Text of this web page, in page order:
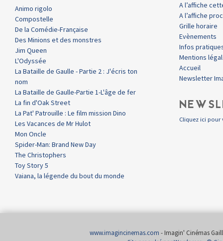
Animo rigolo
Compostelle
De la Comédie-Française
Des Minions et des monstres
Jim Queen
L'Odyssée
La Bataille de Gaulle - Partie 2 : J'écris ton
nom
La Bataille de Gaulle-Partie 1-L'âge de fer
La fin d'Oak Street
La Pat' Patrouille : Le film mission Dino
Les Vacances de Mr Hulot
Mon Oncle
Spider-Man: Brand New Day
The Christophers
Toy Story 5
Vaiana, la légende du bout du monde
A l’affiche
A l’affiche
Grille horaire
Evènements
Infos
Mentions
Accueil
Newsletter
Cliquez ici pour
www.imagincinemas.com - Imagin' Cinémas